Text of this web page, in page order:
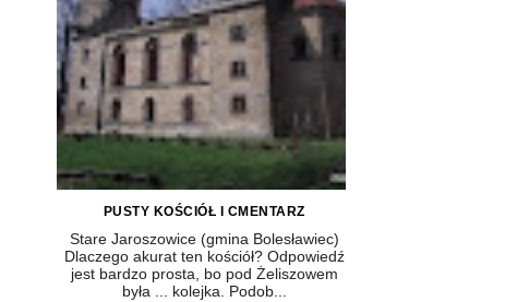
PUSTY KOŚCIÓŁ I CMENTARZ
Stare Jaroszowice (gmina Bolesławiec)
Dlaczego akurat ten kościół? Odpowiedź
jest bardzo prosta, bo pod Żeliszowem
była ... kolejka. Podob...